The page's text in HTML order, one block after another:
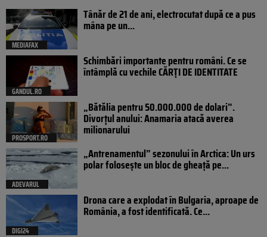
MEDIAFAX
Tânăr de 21 de ani, electrocutat după ce a pus
mâna pe un...
GANDUL.RO
Schimbări importante pentru români. Ce se
întâmplă cu vechile CĂRȚI DE IDENTITATE
PROSPORT.RO
„Bătălia pentru 50.000.000 de dolari”.
Divorțul anului: Anamaria atacă averea
milionarului
ADEVARUL
„Antrenamentul” sezonului în Arctica: Un urs
polar folosește un bloc de gheață pe...
DIGI24
Drona care a explodat în Bulgaria, aproape de
România, a fost identificată. Ce...